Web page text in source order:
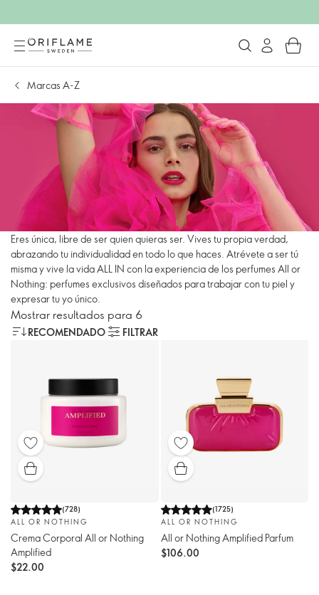
Marcas A-Z
Eres única, libre de ser quien quieras ser. Vives tu propia verdad,
abrazando tu individualidad en todo lo que haces. Atrévete a ser tú
misma y vive la vida ALL IN con la experiencia de los perfumes All or
Nothing: perfumes exclusivos diseñados para trabajar con tu piel y
expresar tu yo único.
Mostrar resultados para 6
RECOMENDADO FILTRAR
(728)
ALL OR NOTHING
Crema Corporal All or Nothing
Amplified
$22.00
(1725)
ALL OR NOTHING
All or Nothing Amplified Parfum
$106.00